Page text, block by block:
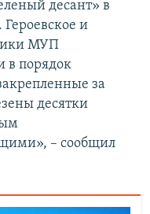
десант» в
и
МУП
в порядок
за
десятки
– сообщил